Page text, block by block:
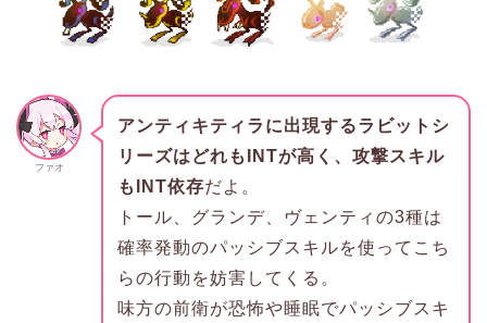
ファオ
アンティキティラに出現するラビットシ
リーズはどれもINTが高く、攻撃スキル
もINT依存だよ。
トール、グランデ、ヴェンティの3種は
確率発動のパッシブスキルを使ってこち
らの行動を妨害してくる。
味方の前衛が恐怖や睡眠でパッシブスキ